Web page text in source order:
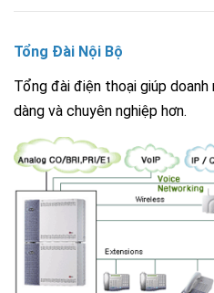
Tổng Đài Nội Bộ
Tổng đài điện thoại giúp
dàng và chuyên nghiệp hơn.